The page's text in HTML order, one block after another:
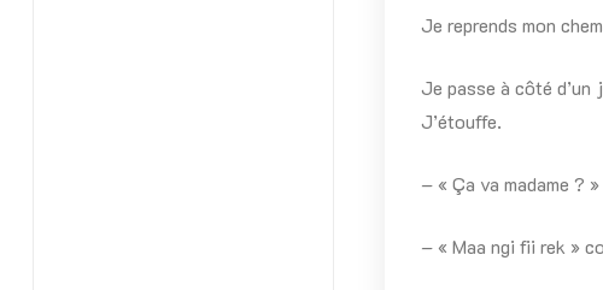
Je reprends mon
Je passe à côté d’un
J’étouffe.
– « Ça va madame ? »
– « Maa ngi fii rek »